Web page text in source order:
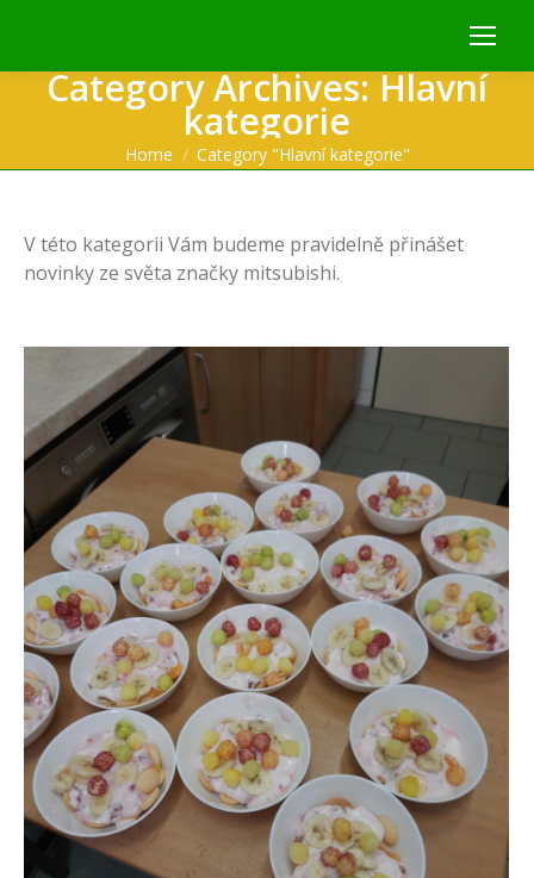
Category Archives:Hlavní
kategorie
You are here:
Home Category "Hlavní kategorie"
V této kategorii Vám budeme pravidelně přinášet
novinky ze světa značky mitsubishi.